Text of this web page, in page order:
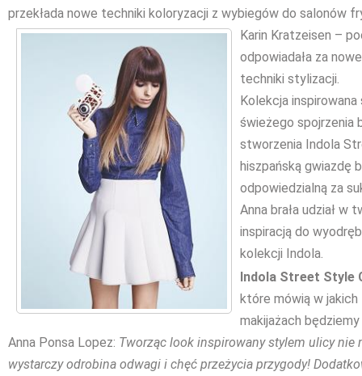
przekłada nowe techniki koloryzacji z wybiegów do salonów
Karin Kratzeisen –
odpowiadała za
techniki stylizacji.
Kolekcja
świeżego spojrzenia
stworzenia Indola
hiszpańską gwiazdę
odpowiedzialną za
Anna brała udział
inspiracją do
kolekcji Indola.
Indola Street Style
które mówią w
makijażach
Anna Ponsa Lopez: Tworząc look inspirowany stylem ulicy
wystarczy odrobina odwagi i chęć przeżycia przygody!